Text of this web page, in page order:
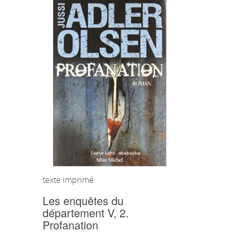
texte imprimé
Les enquêtes du
département V, 2.
Profanation